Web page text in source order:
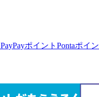
PayPayポイント Pontaポイ